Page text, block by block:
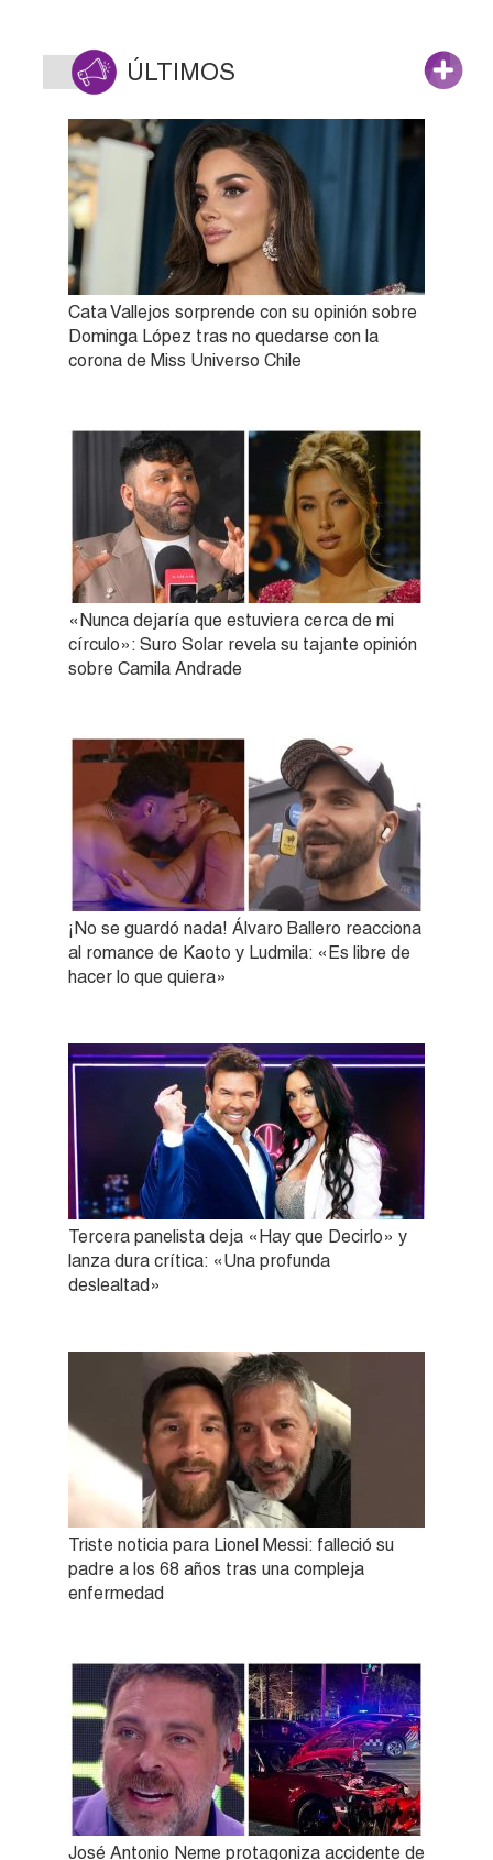
ÚLTIMOS
Cata Vallejos sorprende con su opinión sobre
Dominga López tras no quedarse con la
corona de Miss Universo Chile
«Nunca dejaría que estuviera cerca de mi
círculo»: Suro Solar revela su tajante opinión
sobre Camila Andrade
¡No se guardó nada! Álvaro Ballero reacciona
al romance de Kaoto y Ludmila: «Es libre de
hacer lo que quiera»
Tercera panelista deja «Hay que Decirlo» y
lanza dura crítica: «Una profunda
deslealtad»
Triste noticia para Lionel Messi: falleció su
padre a los 68 años tras una compleja
enfermedad
José Antonio Neme protagoniza accidente de